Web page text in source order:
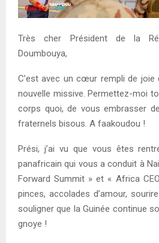
Très cher Président de la
Doumbouya,
C’est avec un cœur rempli de
nouvelle missive. Permettez-moi
corps quoi, de vous embrasser
fraternels bisous. A faakoudou !
Prési, j’ai vu que vous êtes
panafricain qui vous a conduit à
Forward Summit » et « Africa
pinces, accolades d’amour,
souligner que la Guinée continue
gnoye !